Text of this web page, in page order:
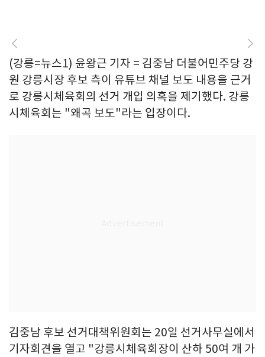
(강릉=뉴스1) 윤왕근 기자 = 김중남 더불어민주당 강
원 강릉시장 후보 측이 유튜브 채널 보도 내용을 근거
로 강릉시체육회의 선거 개입 의혹을 제기했다. 강릉
시체육회는 "왜곡 보도"라는 입장이다.
김중남 후보 선거대책위원회는 20일 선거사무실에서
기자회견을 열고 "강릉시체육회장이 산하 50여 개 가